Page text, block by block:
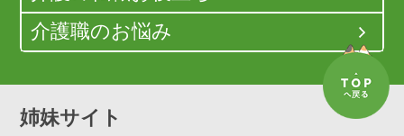
介護職のお悩み
姉妹サイト